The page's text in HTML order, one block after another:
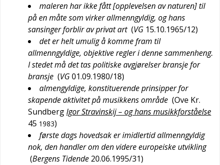
maleren har ikke fått [opplevelsen av naturen] til
på en måte som virker allmenngyldig, og hans
sansinger forblir av privat art (VG 15.10.1965/12)
det er helt umulig å komme fram til
allmenngyldige, objektive regler i denne sammenheng.
I stedet må det tas politiske avgjørelser bransje for
bransje (VG01.09.1980/18)
almengyldige, konstituerende prinsipper for
skapende aktivitet på musikkens område (Ove Kr.
SundbergIgor Stravinskij – og hans musikkforståelse
45 1983)
første dags hovedsak er imidlertid allmenngyldig
nok, den handler om den videre europeiske utvikling
(Bergens Tidende 20.06.1995/31)